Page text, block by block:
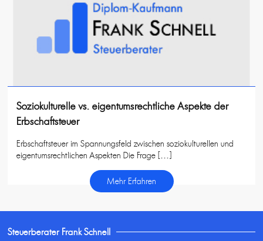
Soziokulturelle vs. eigentumsrechtliche Aspekte der
Erbschaftsteuer
Erbschaftsteuer im Spannungsfeld zwischen soziokulturellen und
eigentumsrechtlichen Aspekten Die Frage […]
Mehr Erfahren
Steuerberater Frank Schnell